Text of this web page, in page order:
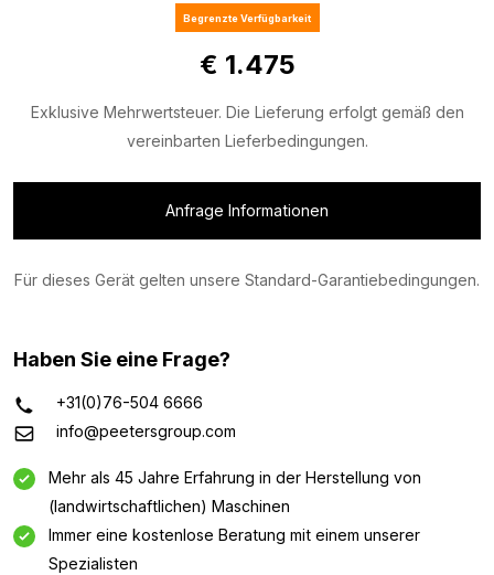
Begrenzte Verfügbarkeit
€ 1.475
Exklusive Mehrwertsteuer. Die Lieferung erfolgt gemäß den
vereinbarten Lieferbedingungen.
Anfrage Informationen
Für dieses Gerät gelten unsere Standard-Garantiebedingungen.
Haben Sie eine Frage?
+31(0)76-504 6666
info@peetersgroup.com
Mehr als 45 Jahre Erfahrung in der Herstellung von
(landwirtschaftlichen) Maschinen
Immer eine kostenlose Beratung mit einem unserer
Spezialisten